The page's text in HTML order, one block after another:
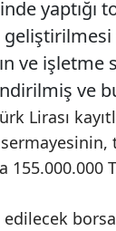
yaptığı
ve
ve
Lirası
155.000.000
edilecek